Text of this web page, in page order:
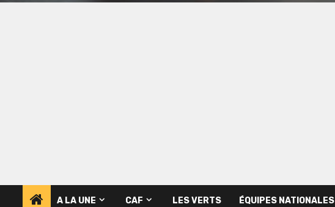
A LA UNE CAF LES VERTS ÉQUIPES NATIONALES